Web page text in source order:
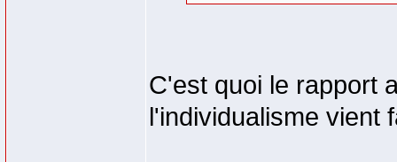
C'est quoi le rapport
l'individualisme vient